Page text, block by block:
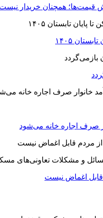
قیمت‌ها؛ همچنان خریدار
۱۴۰۵
و مشکلات تعاونی‌های
قابل اغماض نیست